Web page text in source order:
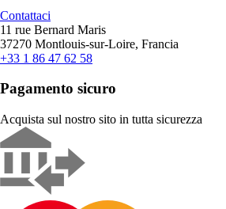
Contattaci
11 rue Bernard Maris
37270 Montlouis-sur-Loire, Francia
+33 1 86 47 62 58
Pagamento sicuro
Acquista sul nostro sito in tutta sicurezza